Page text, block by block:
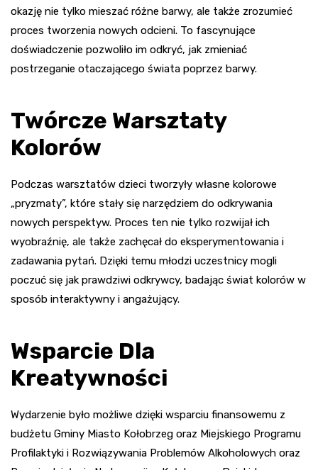
okazję nie tylko mieszać różne barwy, ale także zrozumieć
proces tworzenia nowych odcieni. To fascynujące
doświadczenie pozwoliło im odkryć, jak zmieniać
postrzeganie otaczającego świata poprzez barwy.
Twórcze Warsztaty
Kolorów
Podczas warsztatów dzieci tworzyły własne kolorowe
„pryzmaty”, które stały się narzędziem do odkrywania
nowych perspektyw. Proces ten nie tylko rozwijał ich
wyobraźnię, ale także zachęcał do eksperymentowania i
zadawania pytań. Dzięki temu młodzi uczestnicy mogli
poczuć się jak prawdziwi odkrywcy, badając świat kolorów w
sposób interaktywny i angażujący.
Wsparcie Dla
Kreatywności
Wydarzenie było możliwe dzięki wsparciu finansowemu z
budżetu Gminy Miasto Kołobrzeg oraz Miejskiego Programu
Profilaktyki i Rozwiązywania Problemów Alkoholowych oraz